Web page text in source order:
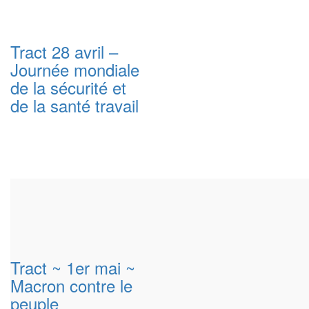
Tract 28 avril –
Journée mondiale
de la sécurité et
de la santé travail
Tract ~ 1er mai ~
Macron contre le
peuple